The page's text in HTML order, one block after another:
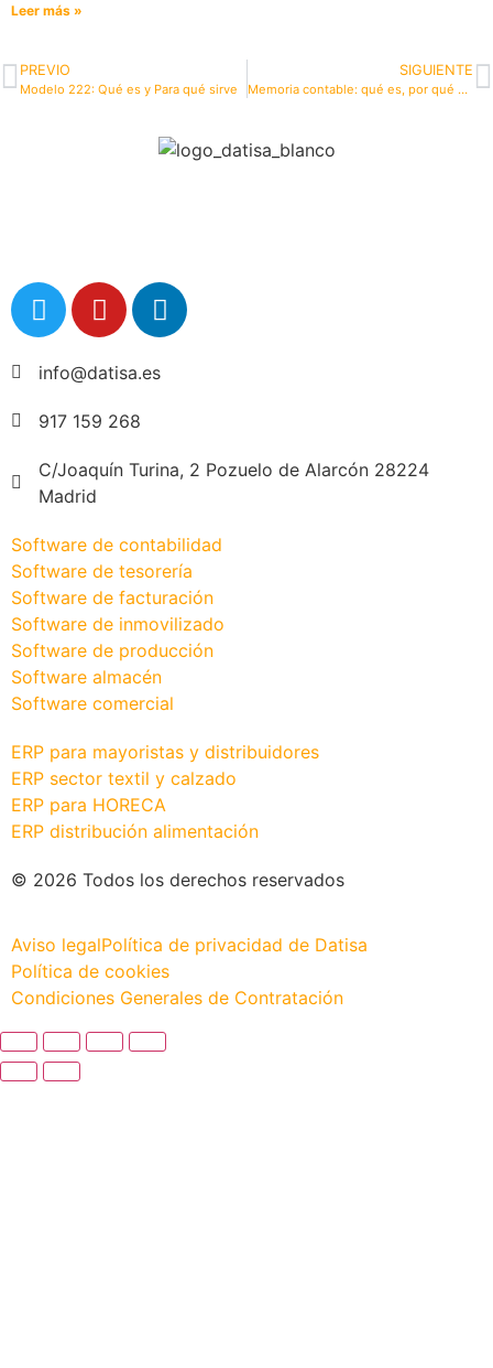
Leer más »
PREVIO
Modelo 222: Qué es y Para qué sirve
SIGUIENTE
Memoria contable: qué es, por qué es importante y cómo elaborarla
info@datisa.es
917 159 268
C/Joaquín Turina, 2 Pozuelo de Alarcón 28224
Madrid
Software de contabilidad
Software de tesorería
Software de facturación
Software de inmovilizado
Software de producción
Software almacén
Software comercial
ERP para mayoristas y distribuidores
ERP sector textil y calzado
ERP para HORECA
ERP distribución alimentación
© 2026 Todos los derechos reservados
Aviso legalPolítica de privacidad de Datisa
Política de cookies
Condiciones Generales de Contratación